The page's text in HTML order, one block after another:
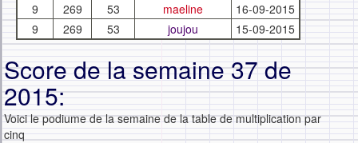
9
269 53 maeline
16-09-2015
9
269 53 joujou 15-09-2015
Score de la semaine 37 de
2015:
Voici le podiume de la semaine de la table de multiplication par
cinq